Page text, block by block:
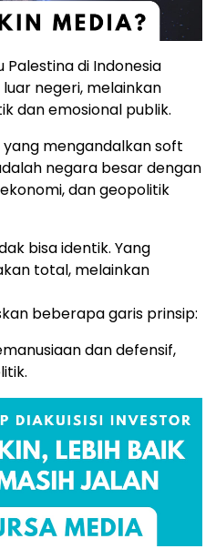
Palestina di Indonesia
negeri, melainkan
dan emosional publik.
mengandalkan soft
negara besar dengan
dan geopolitik
bisa identik. Yang
total, melainkan
beberapa garis prinsip:
dan defensif,